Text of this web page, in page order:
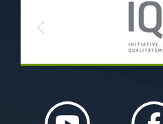
Previous